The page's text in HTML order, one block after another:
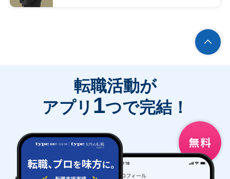
転職活動が
アプリ 1つで完結！